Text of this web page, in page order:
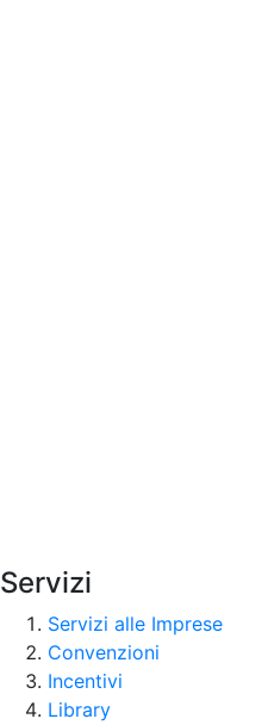
Servizi
Servizi alle Imprese
Convenzioni
Incentivi
Library